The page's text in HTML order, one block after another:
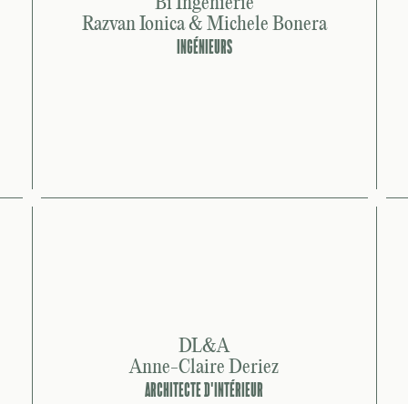
Razvan Ionica & Michele Bonera
INGÉNIEURS
DL&A
Anne-Claire Deriez
ARCHITECTE D'INTÉRIEUR